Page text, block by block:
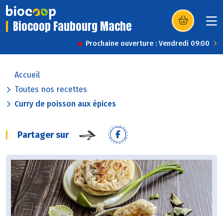
Biocoop Faubourg Mache (s’ouvre dans
Prochaine ouverture : Vendredi 09:00
Accueil
Toutes nos recettes
Curry de poisson aux épices
Partager sur